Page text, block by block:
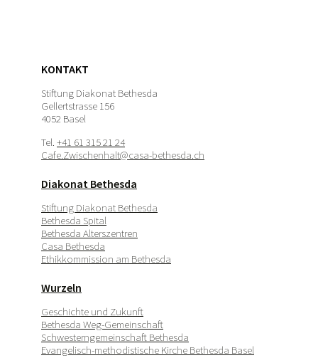
KONTAKT
Stiftung Diakonat Bethesda
Gellertstrasse 156
4052 Basel
Tel. +41 61 315 21 24
Cafe.Zwischenhalt@casa-bethesda.ch
Diakonat Bethesda
Stiftung Diakonat Bethesda
Bethesda Spital
Bethesda Alterszentren
Casa Bethesda
Ethikkommission am Bethesda
Wurzeln
Geschichte und Zukunft
Bethesda Weg-Gemeinschaft
Schwesterngemeinschaft Bethesda
Evangelisch-methodistische Kirche Bethesda Basel